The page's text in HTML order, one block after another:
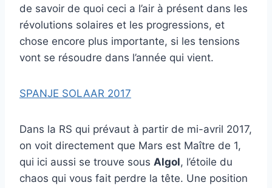
de savoir de quoi ceci a l’air à présent dans les
révolutions solaires et les progressions, et
chose encore plus importante, si les tensions
vont se résoudre dans l’année qui vient.
SPANJE SOLAAR 2017
Dans la RS qui prévaut à partir de mi-avril 2017,
on voit directement que Mars est Maître de 1,
qui ici aussi se trouve sous Algol, l’étoile du
chaos qui vous fait perdre la tête. Une position